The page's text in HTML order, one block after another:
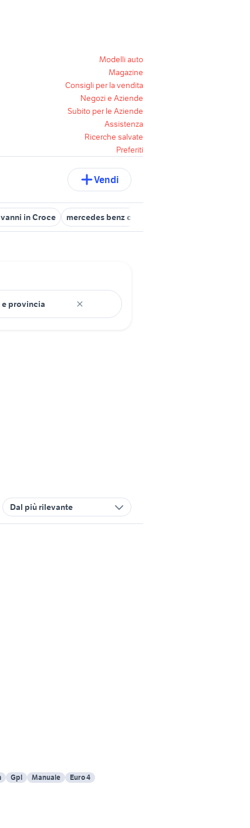
Modelli auto
Magazine
Consigli per la vendita
Negozi e Aziende
Subito per le Aziende
Assistenza
Ricerche salvate
Preferiti
Vendi
in Croce mercedes benz cremona e provincia
Dal più rilevante
Gpl Manuale Euro 4